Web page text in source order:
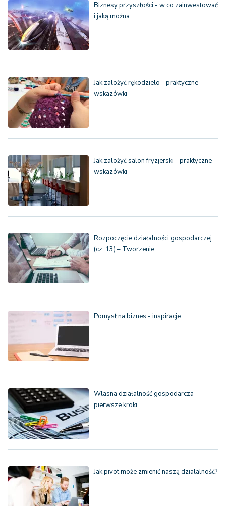
Biznesy przyszłości - w co zainwestować
i jaką można…
Jak założyć rękodzieło - praktyczne
wskazówki
Jak założyć salon fryzjerski - praktyczne
wskazówki
Rozpoczęcie działalności gospodarczej
(cz. 13) – Tworzenie…
Pomysł na biznes - inspiracje
Własna działalność gospodarcza -
pierwsze kroki
Jak pivot może zmienić naszą działalność?